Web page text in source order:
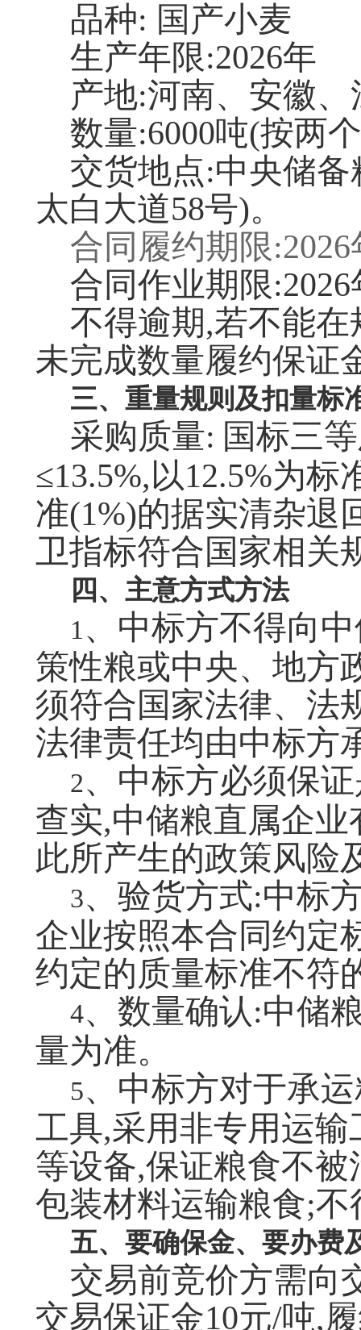
品种: 国产小麦
生产年限:2026年
产地:河南、安徽、
数量:6000吨(按两
交货地点:中央储
太白大道58号)。
合同履约期限
合同作业期限
不得逾期,若不能
未完成数量履约保证
三、重量规则及扣量标
采购质量: 国标三
≤13.5%,以12.5%为标
准(1%)的据实清杂退
卫指标符合国家相关
四、主意方式方法
1 、中标方不得向
策性粮或中央、地方
须符合国家法律、法
法律责任均由中标方
2、中标方必须保
查实,中储粮直属企
此所产生的政策风险
3、验货方式:中标
企业按照本合同约定
约定的质量标准不符
4、数量确认:中储
量为准。
5、中标方对于承
工具,采用非专用运
等设备,保证粮食不
包装材料运输粮食;
五、要确保金、要办费
交易前竞价方需向
交易保证金10元/吨,